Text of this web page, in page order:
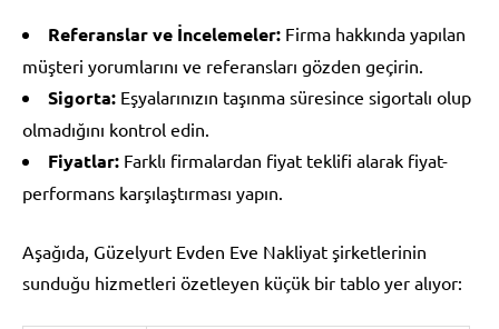
Referanslar ve İncelemeler: Firma hakkında yapılan
müşteri yorumlarını ve referansları gözden geçirin.
Sigorta: Eşyalarınızın taşınma süresince sigortalı olup
olmadığını kontrol edin.
Fiyatlar: Farklı firmalardan fiyat teklifi alarak fiyat-
performans karşılaştırması yapın.
Aşağıda, Güzelyurt Evden Eve Nakliyat şirketlerinin
sunduğu hizmetleri özetleyen küçük bir tablo yer alıyor: